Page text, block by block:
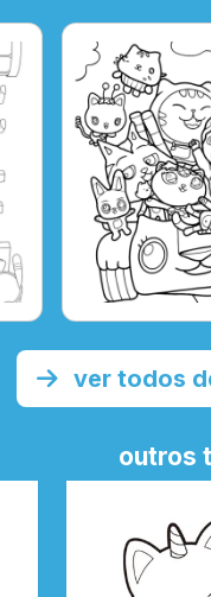
ver todos
outros